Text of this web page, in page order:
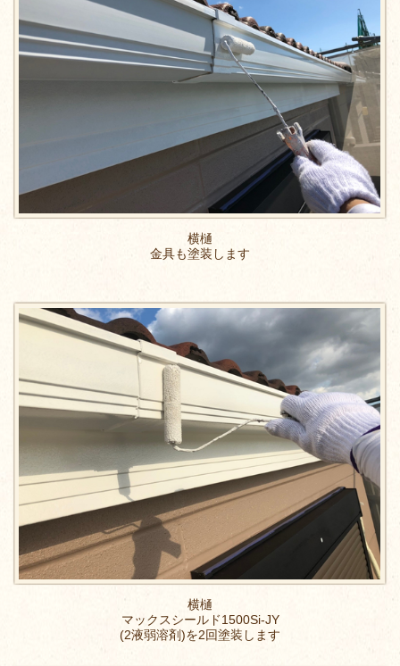
横樋
金具も塗装します
横樋
マックスシールド1500Si-JY
(2液弱溶剤)を2回塗装します